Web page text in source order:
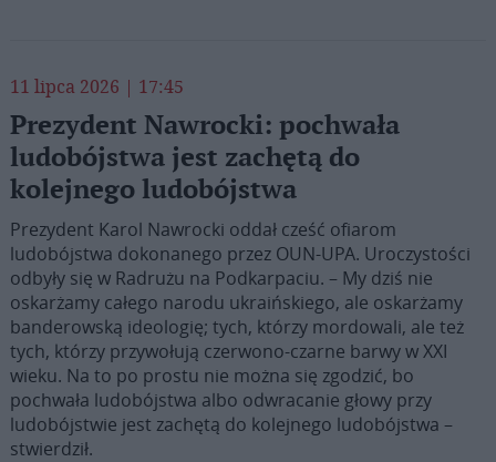
11 lipca 2026 | 17:45
Prezydent Nawrocki: pochwała
ludobójstwa jest zachętą do
kolejnego ludobójstwa
Prezydent Karol Nawrocki oddał cześć ofiarom
ludobójstwa dokonanego przez OUN-UPA. Uroczystości
odbyły się w Radrużu na Podkarpaciu. – My dziś nie
oskarżamy całego narodu ukraińskiego, ale oskarżamy
banderowską ideologię; tych, którzy mordowali, ale też
tych, którzy przywołują czerwono-czarne barwy w XXI
wieku. Na to po prostu nie można się zgodzić, bo
pochwała ludobójstwa albo odwracanie głowy przy
ludobójstwie jest zachętą do kolejnego ludobójstwa –
stwierdził.